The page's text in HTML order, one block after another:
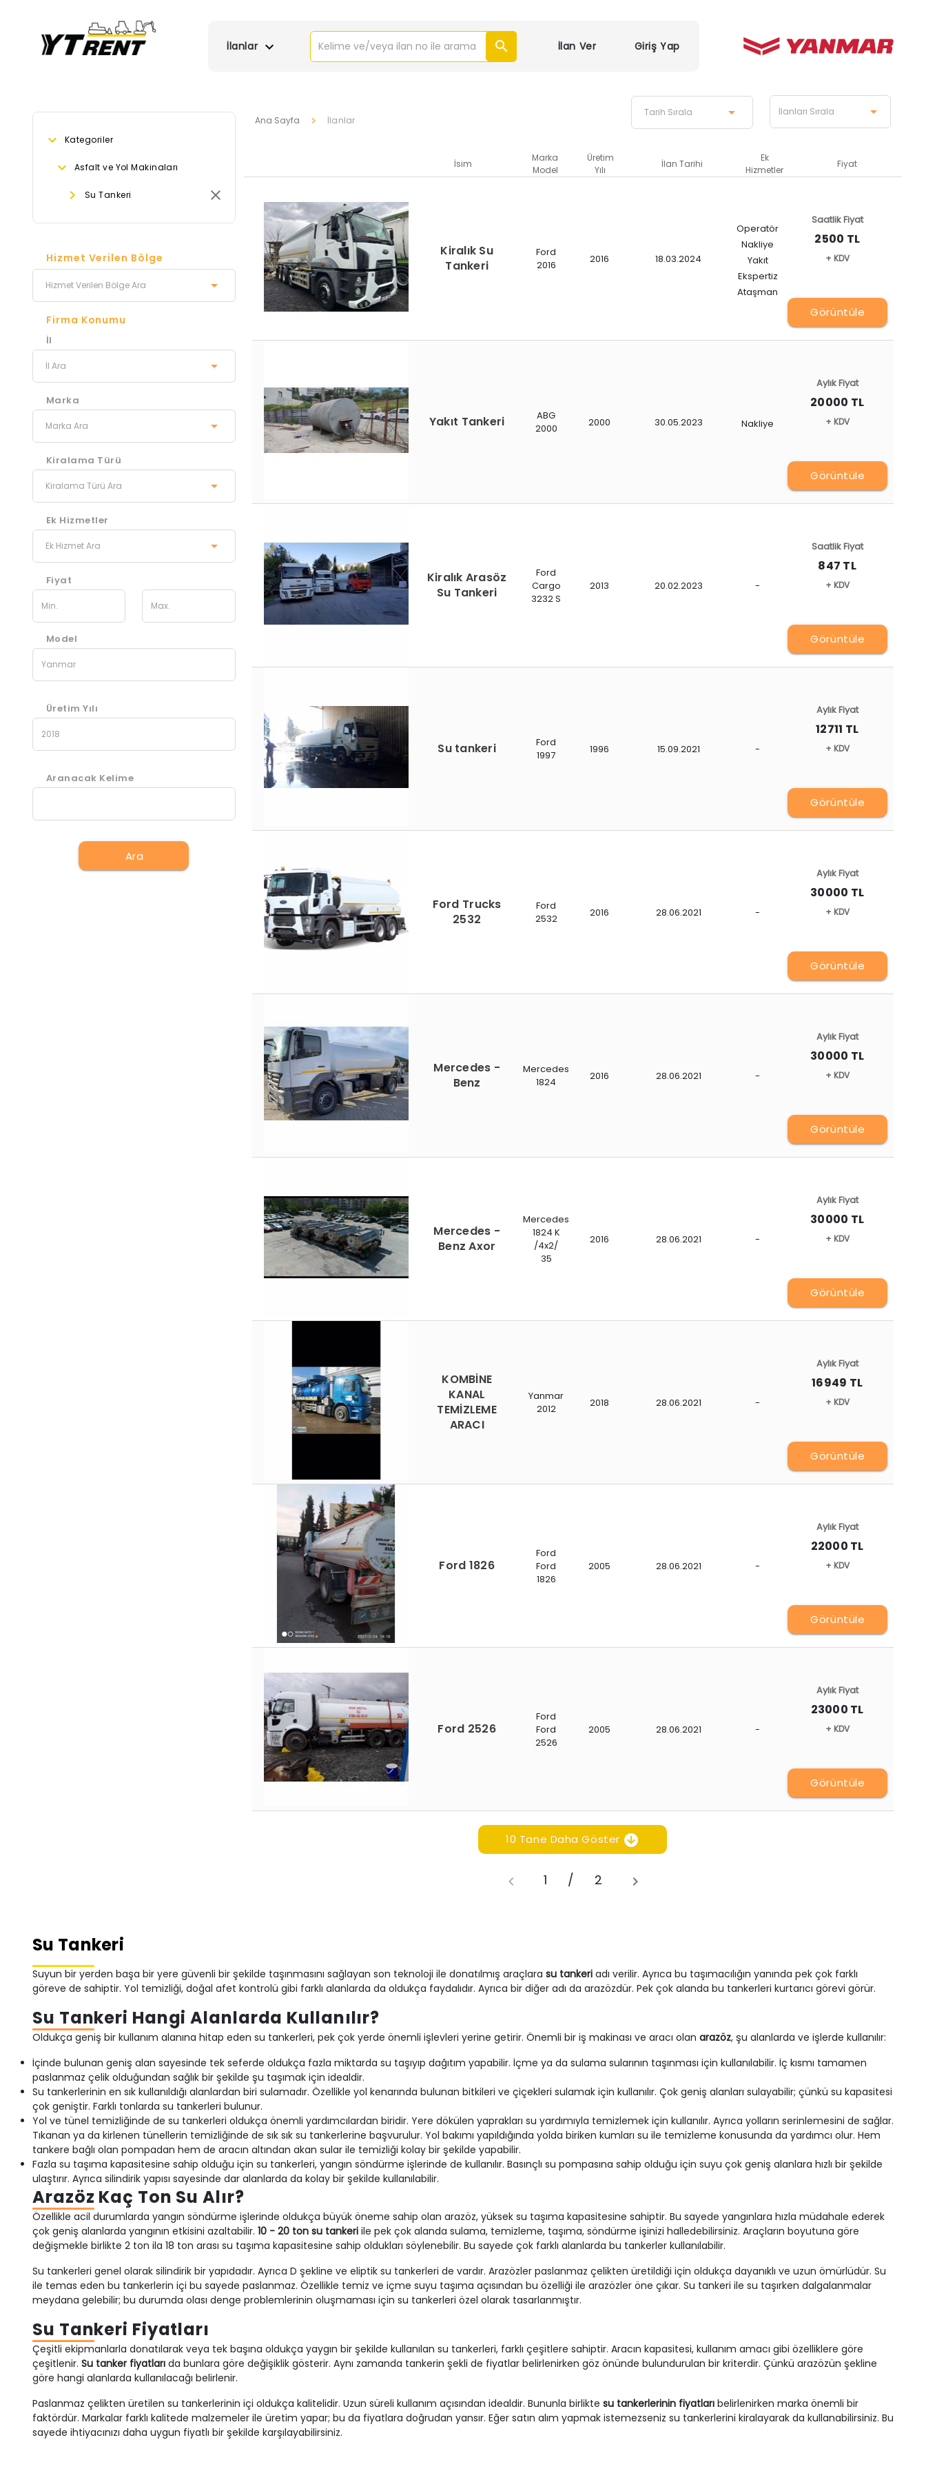
İlanlar İlan Ver Giriş Yap
Kategoriler
Asfalt ve Yol Makinaları
Su Tankeri
Hizmet Verilen Bölge
Firma Konumu
İl
Marka
Kiralama Türü
Ek Hizmetler
Fiyat
Model
Üretim Yılı
Aranacak Kelime
Ara
Ana Sayfa İlanlar
İsim
Marka
Model
Üretim
Yılı
İlan Tarihi
Ek
Hizmetler
Fiyat
Kiralık Su
Tankeri
Ford
2016
2016 18.03.2024
Operatör
Nakliye
Yakıt
Ekspertiz
Ataşman
Saatlik Fiyat
2500 TL
+ KDV
Görüntüle
Yakıt Tankeri
ABG
2000
2000 30.05.2023 Nakliye
Aylık Fiyat
20000 TL
+ KDV
Görüntüle
Kiralık Arasöz
Su Tankeri
Ford
Cargo
3232 S
2013 20.02.2023 -
Saatlik Fiyat
847 TL
+ KDV
Görüntüle
Su tankeri
Ford
1997
1996 15.09.2021 -
Aylık Fiyat
12711 TL
+ KDV
Görüntüle
Ford Trucks
2532
Ford
2532
2016 28.06.2021 -
Aylık Fiyat
30000 TL
+ KDV
Görüntüle
Mercedes -
Benz
Mercedes
1824
2016 28.06.2021 -
Aylık Fiyat
30000 TL
+ KDV
Görüntüle
Mercedes -
Benz Axor
Mercedes
1824 K
/4x2/
35
2016 28.06.2021 -
Aylık Fiyat
30000 TL
+ KDV
Görüntüle
KOMBİNE
KANAL
TEMİZLEME
ARACI
Yanmar
2012
2018 28.06.2021 -
Aylık Fiyat
16949 TL
+ KDV
Görüntüle
Ford 1826
Ford
Ford
1826
2005 28.06.2021 -
Aylık Fiyat
22000 TL
+ KDV
Görüntüle
Ford 2526
Ford
Ford
2526
2005 28.06.2021 -
Aylık Fiyat
23000 TL
+ KDV
Görüntüle
10 Tane Daha Göster
1 / 2
Su Tankeri
Suyun bir yerden başa bir yere güvenli bir şekilde taşınmasını sağlayan son teknoloji ile donatılmış araçlara su tankeri adı verilir. Ayrıca bu taşımacılığın yanında pek çok farklı
göreve de sahiptir. Yol temizliği, doğal afet kontrolü gibi farklı alanlarda da oldukça faydalıdır. Ayrıca bir diğer adı da arazözdür. Pek çok alanda bu tankerleri kurtarıcı görevi görür.
Su Tankeri Hangi Alanlarda Kullanılır?
Oldukça geniş bir kullanım alanına hitap eden su tankerleri, pek çok yerde önemli işlevleri yerine getirir. Önemli bir iş makinası ve aracı olan arazöz, şu alanlarda ve işlerde kullanılır:
İçinde bulunan geniş alan sayesinde tek seferde oldukça fazla miktarda su taşıyıp dağıtım yapabilir. İçme ya da sulama sularının taşınması için kullanılabilir. İç kısmı tamamen
paslanmaz çelik olduğundan sağlık bir şekilde şu taşımak için idealdir.
Su tankerlerinin en sık kullanıldığı alanlardan biri sulamadır. Özellikle yol kenarında bulunan bitkileri ve çiçekleri sulamak için kullanılır. Çok geniş alanları sulayabilir; çünkü su kapasitesi
çok geniştir. Farklı tonlarda su tankerleri bulunur.
Yol ve tünel temizliğinde de su tankerleri oldukça önemli yardımcılardan biridir. Yere dökülen yaprakları su yardımıyla temizlemek için kullanılır. Ayrıca yolların serinlemesini de sağlar.
Tıkanan ya da kirlenen tünellerin temizliğinde de sık sık su tankerlerine başvurulur. Yol bakımı yapıldığında yolda biriken kumları su ile temizleme konusunda da yardımcı olur. Hem
tankere bağlı olan pompadan hem de aracın altından akan sular ile temizliği kolay bir şekilde yapabilir.
Fazla su taşıma kapasitesine sahip olduğu için su tankerleri, yangın söndürme işlerinde de kullanılır. Basınçlı su pompasına sahip olduğu için suyu çok geniş alanlara hızlı bir şekilde
ulaştırır. Ayrıca silindirik yapısı sayesinde dar alanlarda da kolay bir şekilde kullanılabilir.
Arazöz Kaç Ton Su Alır?
Özellikle acil durumlarda yangın söndürme işlerinde oldukça büyük öneme sahip olan arazöz, yüksek su taşıma kapasitesine sahiptir. Bu sayede yangınlara hızla müdahale ederek
çok geniş alanlarda yangının etkisini azaltabilir. 10 - 20 ton su tankeri ile pek çok alanda sulama, temizleme, taşıma, söndürme işinizi halledebilirsiniz. Araçların boyutuna göre
değişmekle birlikte 2 ton ila 18 ton arası su taşıma kapasitesine sahip oldukları söylenebilir. Bu sayede çok farklı alanlarda bu tankerler kullanılabilir.
Su tankerleri genel olarak silindirik bir yapıdadır. Ayrıca D şekline ve eliptik su tankerleri de vardır. Arazözler paslanmaz çelikten üretildiği için oldukça dayanıklı ve uzun ömürlüdür. Su
ile temas eden bu tankerlerin içi bu sayede paslanmaz. Özellikle temiz ve içme suyu taşıma açısından bu özelliği ile arazözler öne çıkar. Su tankeri ile su taşırken dalgalanmalar
meydana gelebilir; bu durumda olası denge problemlerinin oluşmaması için su tankerleri özel olarak tasarlanmıştır.
Su Tankeri Fiyatları
Çeşitli ekipmanlarla donatılarak veya tek başına oldukça yaygın bir şekilde kullanılan su tankerleri, farklı çeşitlere sahiptir. Aracın kapasitesi, kullanım amacı gibi özelliklere göre
çeşitlenir. Su tanker fiyatları da bunlara göre değişiklik gösterir. Aynı zamanda tankerin şekli de fiyatlar belirlenirken göz önünde bulundurulan bir kriterdir. Çünkü arazözün şekline
göre hangi alanlarda kullanılacağı belirlenir.
Paslanmaz çelikten üretilen su tankerlerinin içi oldukça kalitelidir. Uzun süreli kullanım açısından idealdir. Bununla birlikte su tankerlerinin fiyatları belirlenirken marka önemli bir
faktördür. Markalar farklı kalitede malzemeler ile üretim yapar; bu da fiyatlara doğrudan yansır. Eğer satın alım yapmak istemezseniz su tankerlerini kiralayarak da kullanabilirsiniz. Bu
sayede ihtiyacınızı daha uygun fiyatlı bir şekilde karşılayabilirsiniz.